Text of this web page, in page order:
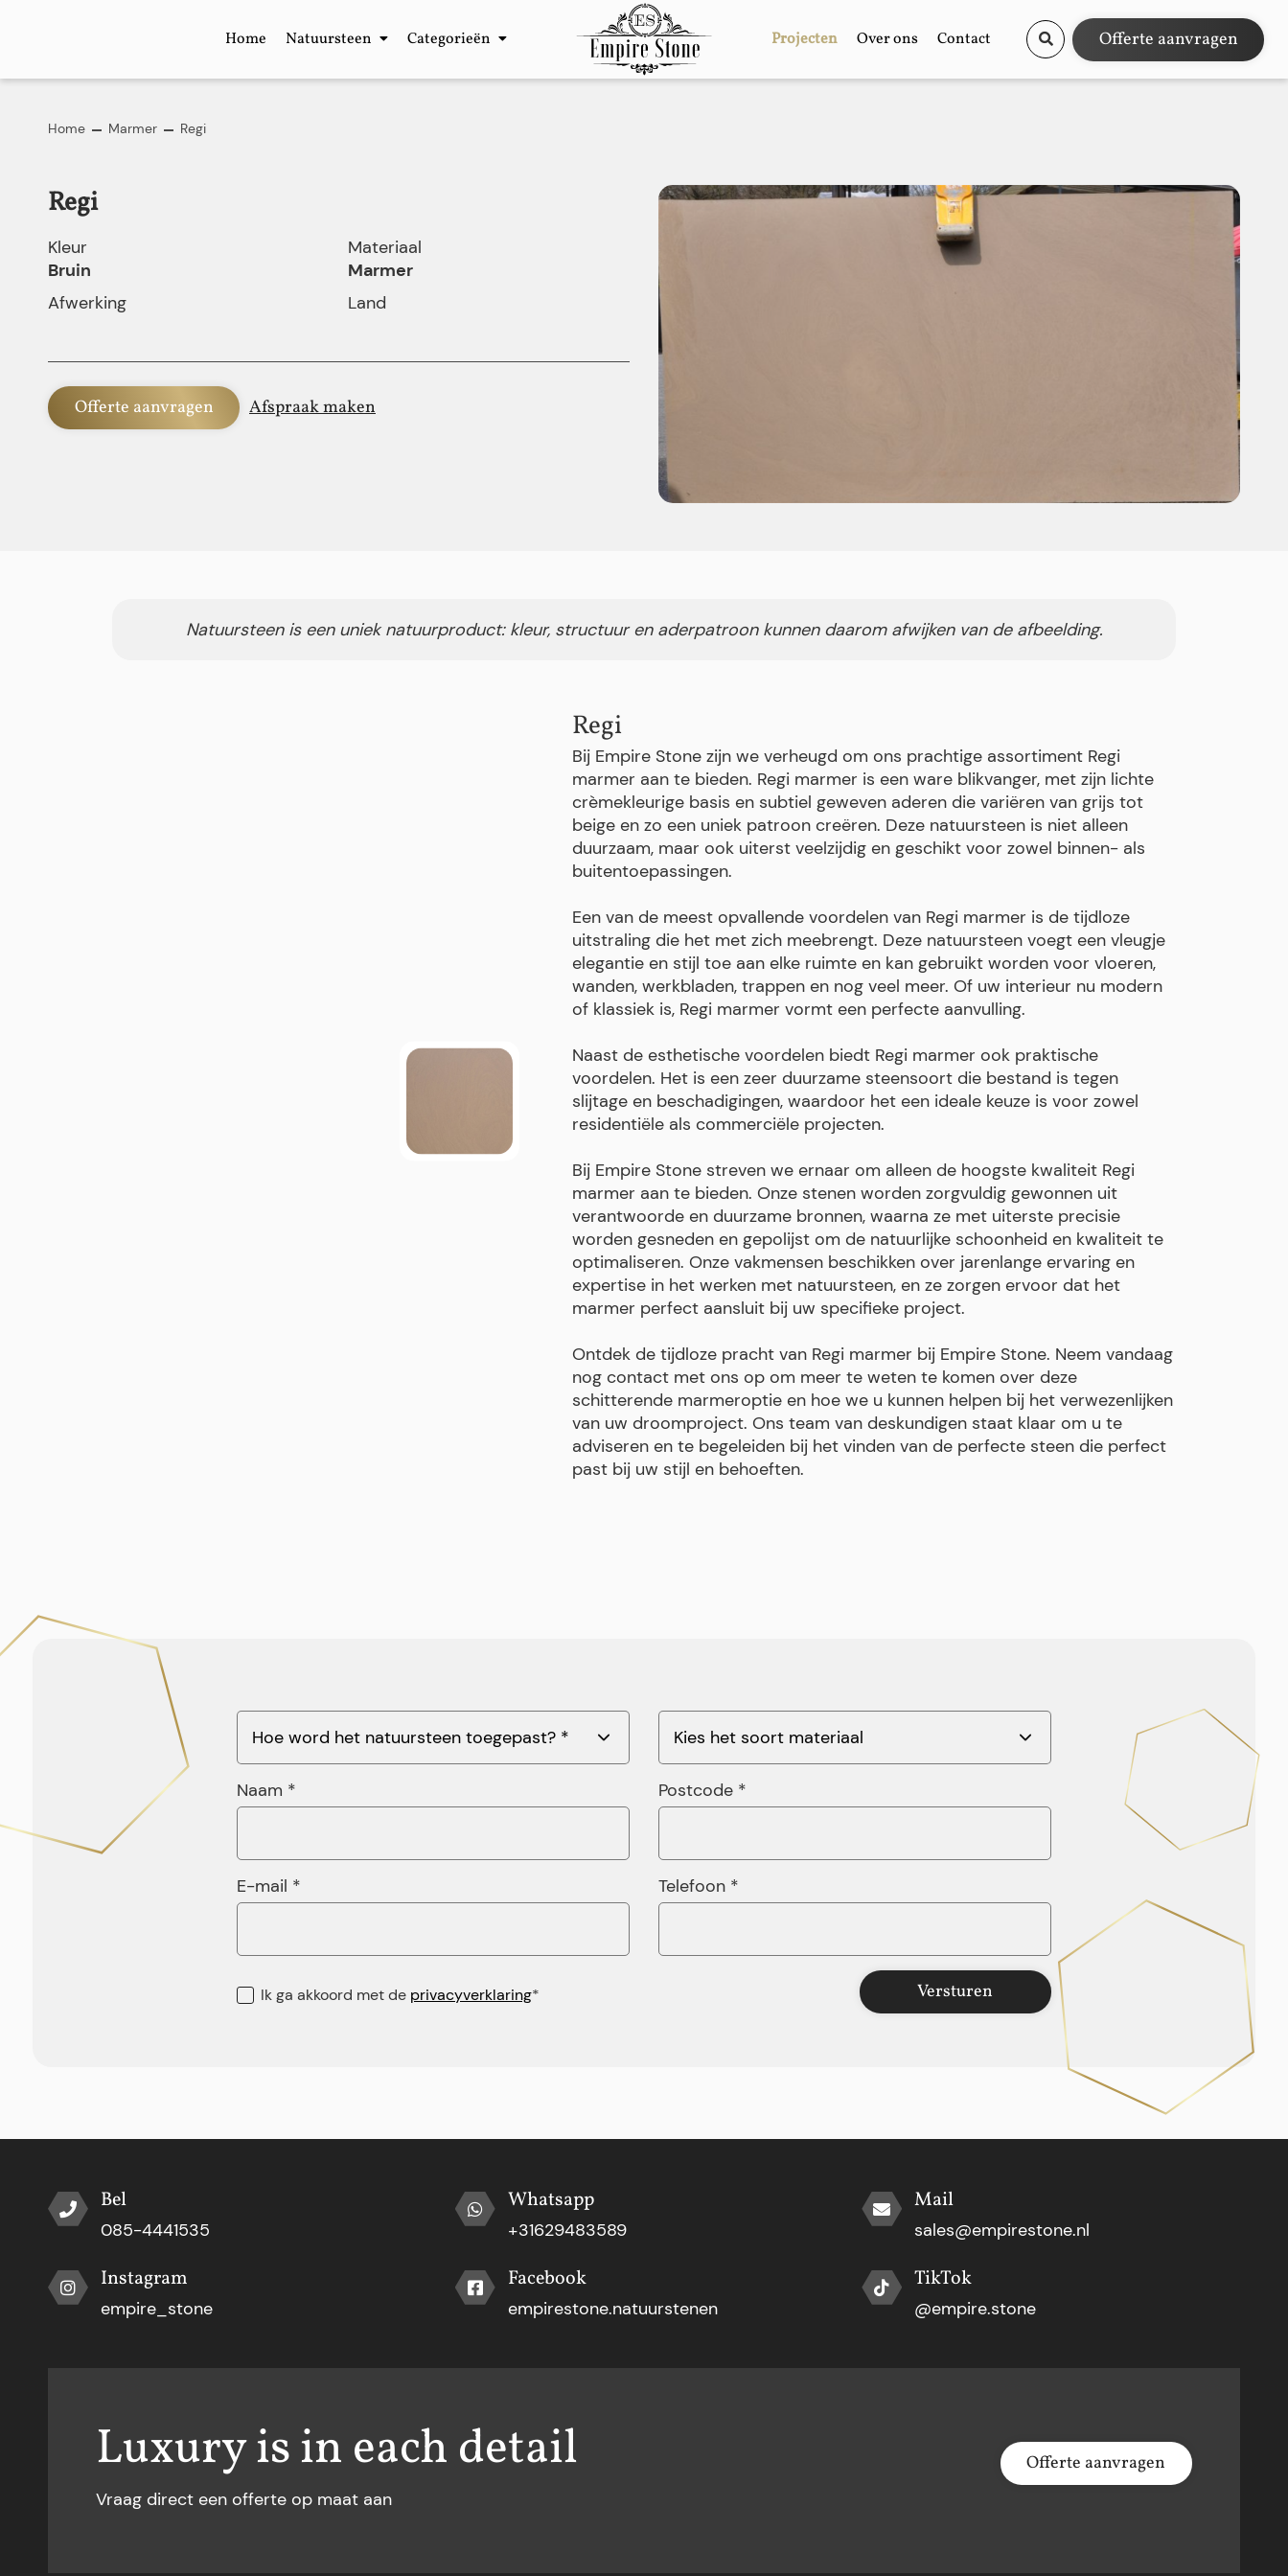
Home Natuursteen Categorieën Projecten Over ons Contact Offerte aanvragen
Home Marmer Regi
Regi
Kleur
Bruin
Afwerking
Materiaal
Marmer
Land
Offerte aanvragen Afspraak maken
Natuursteen is een uniek natuurproduct: kleur, structuur en aderpatroon kunnen daarom afwijken van de afbeelding.
Regi
Bij Empire Stone zijn we verheugd om ons prachtige assortiment Regi
marmer aan te bieden. Regi marmer is een ware blikvanger, met zijn lichte
crèmekleurige basis en subtiel geweven aderen die variëren van grijs tot
beige en zo een uniek patroon creëren. Deze natuursteen is niet alleen
duurzaam, maar ook uiterst veelzijdig en geschikt voor zowel binnen- als
buitentoepassingen.
Een van de meest opvallende voordelen van Regi marmer is de tijdloze
uitstraling die het met zich meebrengt. Deze natuursteen voegt een vleugje
elegantie en stijl toe aan elke ruimte en kan gebruikt worden voor vloeren,
wanden, werkbladen, trappen en nog veel meer. Of uw interieur nu modern
of klassiek is, Regi marmer vormt een perfecte aanvulling.
Naast de esthetische voordelen biedt Regi marmer ook praktische
voordelen. Het is een zeer duurzame steensoort die bestand is tegen
slijtage en beschadigingen, waardoor het een ideale keuze is voor zowel
residentiële als commerciële projecten.
Bij Empire Stone streven we ernaar om alleen de hoogste kwaliteit Regi
marmer aan te bieden. Onze stenen worden zorgvuldig gewonnen uit
verantwoorde en duurzame bronnen, waarna ze met uiterste precisie
worden gesneden en gepolijst om de natuurlijke schoonheid en kwaliteit te
optimaliseren. Onze vakmensen beschikken over jarenlange ervaring en
expertise in het werken met natuursteen, en ze zorgen ervoor dat het
marmer perfect aansluit bij uw specifieke project.
Ontdek de tijdloze pracht van Regi marmer bij Empire Stone. Neem vandaag
nog contact met ons op om meer te weten te komen over deze
schitterende marmeroptie en hoe we u kunnen helpen bij het verwezenlijken
van uw droomproject. Ons team van deskundigen staat klaar om u te
adviseren en te begeleiden bij het vinden van de perfecte steen die perfect
past bij uw stijl en behoeften.
Naam * Postcode *
E-mail * Telefoon *
Ik ga akkoord met de privacyverklaring* Versturen
Bel
085-4441535
Whatsapp
+31629483589
Mail
sales@empirestone.nl
Instagram
empire_stone
Facebook
empirestone.natuurstenen
TikTok
@empire.stone
Luxury is in each detail
Vraag direct een offerte op maat aan
Offerte aanvragen